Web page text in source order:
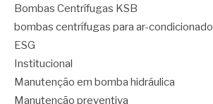
Bombas Centrífugas KSB
bombas centrífugas para ar-condicionado
ESG
Institucional
Manutenção em bomba hidráulica
Manutenção preventiva